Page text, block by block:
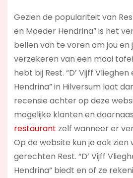
Gezien de populariteit van
en Moeder Hendrina” is het
bellen van te voren om jou en
verzekeren van een mooi
hebt bij Rest. “D’ Vijff
Hendrina” in Hilversum laat
recensie achter op deze
mogelijke klanten en
restaurant zelf wanneer er
Op de website kun je ook zien
gerechten Rest. “D’ Vijff
Hendrina” biedt en of ze